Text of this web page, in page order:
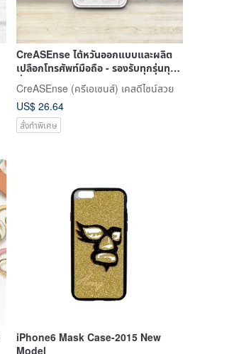
CreASEnse ไต้หวันออกแบบและผลิต
เปลือกโทรศัพท์มือถือ - รองรับทุกรุ่นทุก
ยี่ห้อ
CreASEnse (ครีเอเซนส์) เคสดีไซน์สวย
US$ 26.64
สั่งทำพิเศษ
iPhone6 Mask Case-2015 New
Model